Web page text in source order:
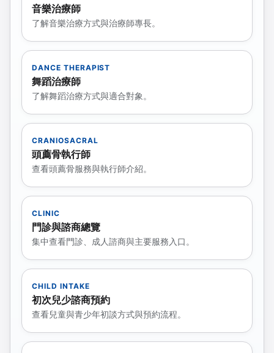
音樂治療師
了解音樂治療方式與治療師專長。
DANCE THERAPIST
舞蹈治療師
了解舞蹈治療方式與適合對象。
CRANIOSACRAL
頭薦骨執行師
查看頭薦骨服務與執行師介紹。
CLINIC
門診與諮商總覽
集中查看門診、成人諮商與主要服務入口。
CHILD INTAKE
初次兒少諮商預約
查看兒童與青少年初談方式與預約流程。